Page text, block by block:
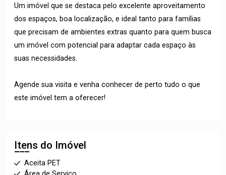
Um imóvel que se destaca pelo excelente aproveitamento
dos espaços, boa localização, e ideal tanto para famílias
que precisam de ambientes extras quanto para quem busca
um imóvel com potencial para adaptar cada espaço às
suas necessidades.
Agende sua visita e venha conhecer de perto tudo o que
este imóvel tem a oferecer!
Itens do Imóvel
Aceita PET